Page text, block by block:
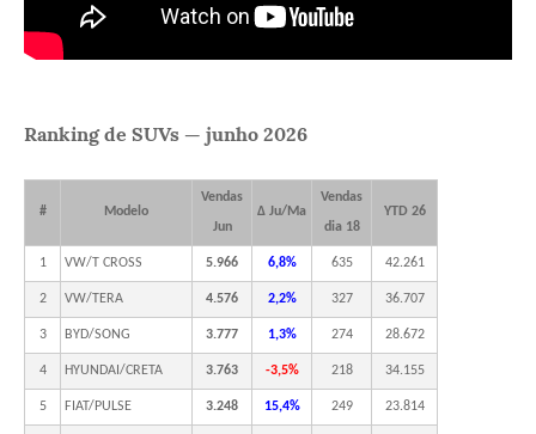
Ranking de SUVs — junho 2026
# Modelo
Vendas
Jun
Δ Ju/Ma
Vendas
dia 18
YTD 26
1 VW/T CROSS 5.966 6,8% 635 42.261
2 VW/TERA 4.576 2,2% 327 36.707
3 BYD/SONG 3.777 1,3% 274 28.672
4 HYUNDAI/CRETA 3.763 -3,5% 218 34.155
5 FIAT/PULSE 3.248 15,4% 249 23.814